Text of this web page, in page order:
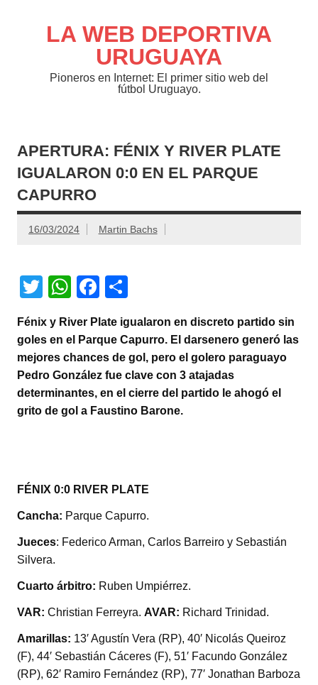
contenidoLA WEB DEPORTIVA
URUGUAYA
Pioneros en Internet: El primer sitio web del
fútbol Uruguayo.
APERTURA: FÉNIX Y RIVER PLATE
IGUALARON 0:0 EN EL PARQUE
CAPURRO
16/03/2024 Martin Bachs
T
tt
er
W
at
s
A
p
p
F
c
e
b
o
o
m
p
ar
tir
Fénix y River Plate igualaron en discreto partido sin
goles en el Parque Capurro. El darsenero generó las
mejores chances de gol, pero el golero paraguayo
Pedro González fue clave con 3 atajadas
determinantes, en el cierre del partido le ahogó el
grito de gol a Faustino Barone.
FÉNIX 0:0 RIVER PLATE
Cancha: Parque Capurro.
Jueces: Federico Arman, Carlos Barreiro y Sebastián
Silvera.
Cuarto árbitro: Ruben Umpiérrez.
VAR: Christian Ferreyra. AVAR: Richard Trinidad.
Amarillas: 13′ Agustín Vera (RP), 40′ Nicolás Queiroz
(F), 44′ Sebastián Cáceres (F), 51′ Facundo González
(RP), 62′ Ramiro Fernández (RP), 77′ Jonathan Barboza